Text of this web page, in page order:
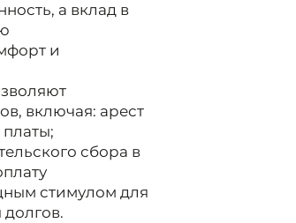
а вклад в
и
включая: арест
сбора в
стимулом для